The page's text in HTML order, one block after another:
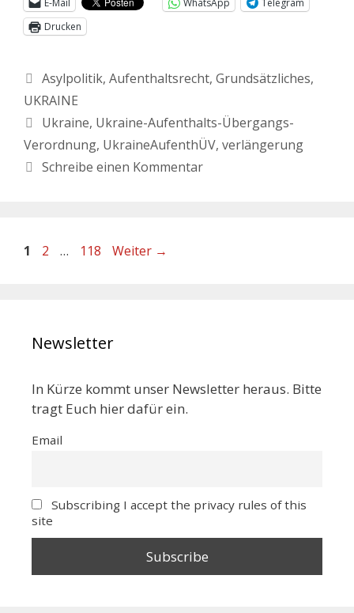
Drucken
Asylpolitik, Aufenthaltsrecht, Grundsätzliches,
UKRAINE
Ukraine, Ukraine-Aufenthalts-Übergangs-
Verordnung, UkraineAufenthÜV, verlängerung
Schreibe einen Kommentar
1 2 … 118 Weiter →
Newsletter
In Kürze kommt unser Newsletter heraus. Bitte
tragt Euch hier dafür ein.
Email
Subscribing I accept the privacy rules of this
site